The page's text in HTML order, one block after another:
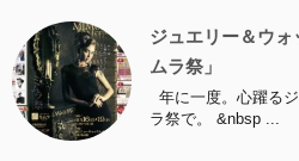
ジュエリー＆ウ
ムラ祭」
年に一度。心躍る
ラ祭で。 &nbsp ...